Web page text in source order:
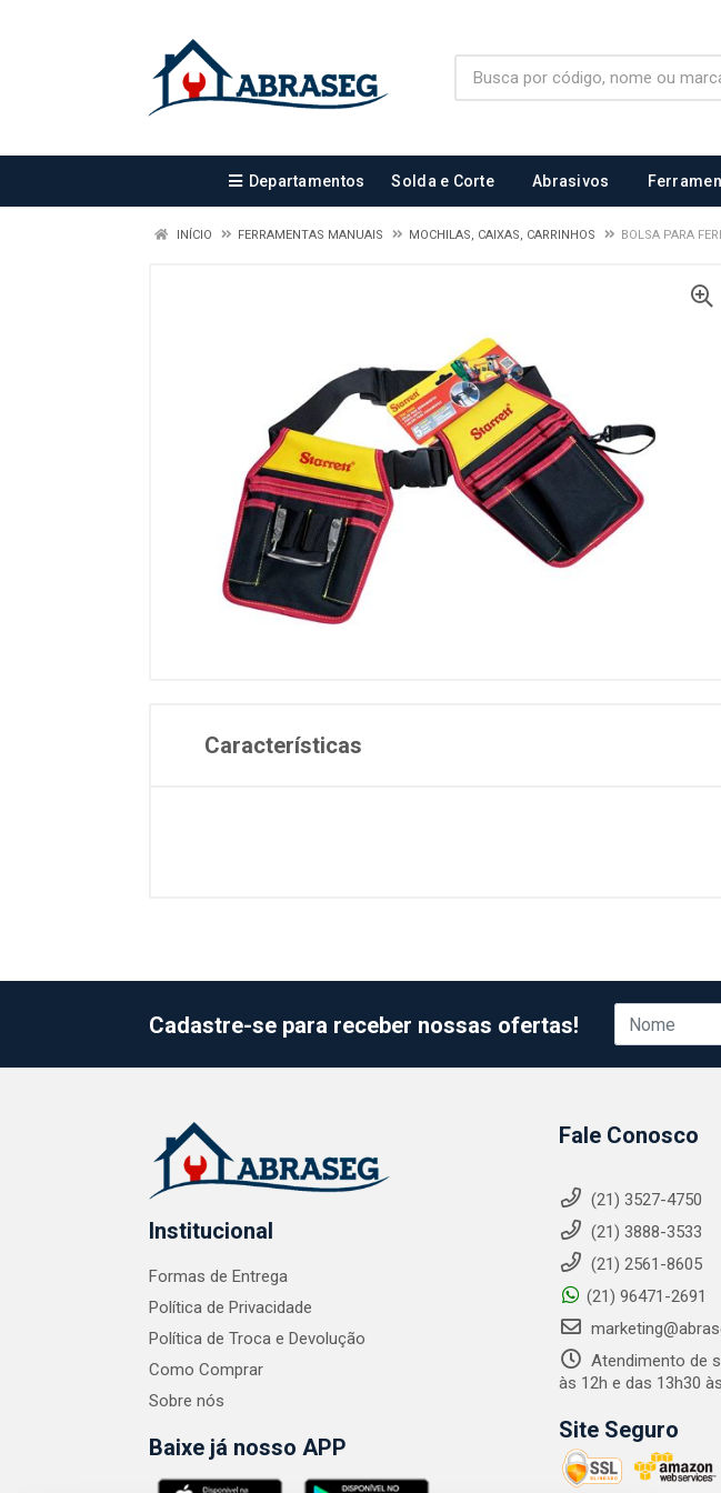
Departamentos Solda e Corte Abrasivos
INÍCIO FERRAMENTAS MANUAIS MOCHILAS, CAIXAS, CARRINHOS BOLSA PARA
Características
Cadastre-se para receber nossas ofertas!
Institucional
Formas de Entrega
Política de Privacidade
Política de Troca e Devolução
Como Comprar
Sobre nós
Baixe já nosso APP
Fale Conosco
(21) 3527-4750
(21) 3888-3533
(21) 2561-8605
(21) 96471-2691
Atendimento de
às 12h e das 13h30
Site Seguro